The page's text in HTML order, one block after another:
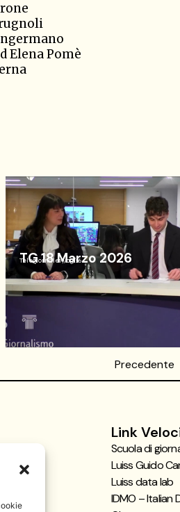
Elena Pomè
TG 18 Marzo 2026
Telegiornale19/03/26
Precedente
Link
Scuola di
Luiss Guido
Luiss data lab
IDMO – Italian